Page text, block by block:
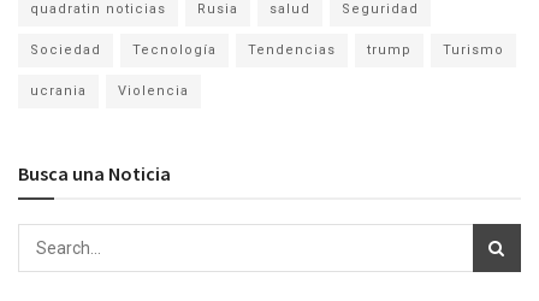
quadratin noticias Rusia salud Seguridad
Sociedad Tecnología Tendencias trump Turismo
ucrania Violencia
Busca una Noticia